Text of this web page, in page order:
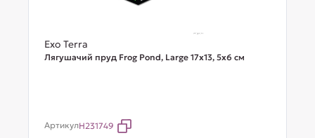
Exo Terra
Лягушачий пруд Frog Pond, Large 17x13, 5x6 см
АртикулH231749